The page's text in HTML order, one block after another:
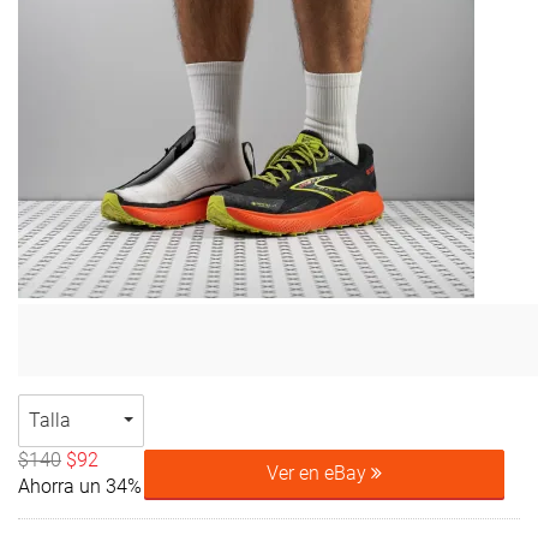
Talla
$140 $92
Ahorra un 34%
Ver en eBay